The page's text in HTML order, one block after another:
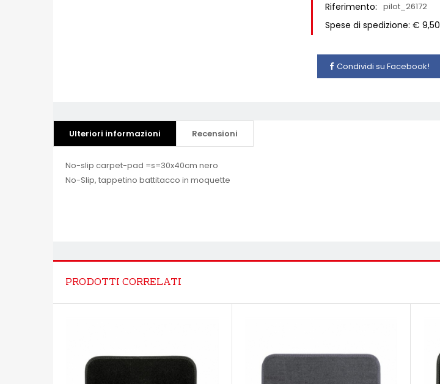
Riferimento: pilot_26172
Spese di spedizione: € 9,50
Condividi su Facebook!
Ulteriori informazioni Recensioni
No-slip carpet-pad =s=30x40cm nero
No-Slip, tappetino battitacco in moquette
PRODOTTI CORRELATI